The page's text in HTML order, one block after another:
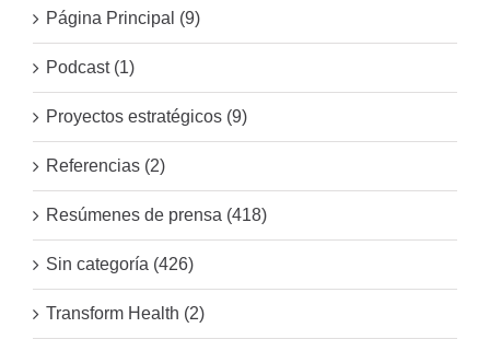
Página Principal (9)
Podcast (1)
Proyectos estratégicos (9)
Referencias (2)
Resúmenes de prensa (418)
Sin categoría (426)
Transform Health (2)